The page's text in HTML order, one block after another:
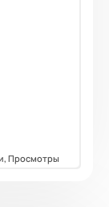
Просмотры